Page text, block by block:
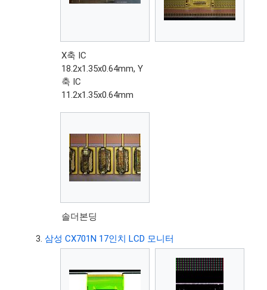
X축 IC
18.2x1.35x0.64mm, Y
축 IC
11.2x1.35x0.64mm
솔더본딩
삼성 CX701N 17인치 LCD 모니터